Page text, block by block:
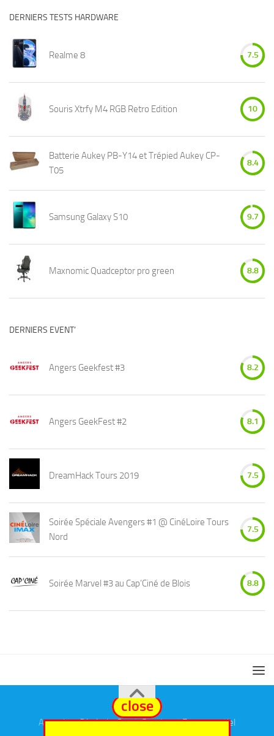
DERNIERS TESTS HARDWARE
Realme 8 7.5
Souris Xtrfy M4 RGB Retro Edition 10
Batterie Aukey PB-Y14 et Trépied Aukey CP-
T05
8.4
Samsung Galaxy S10 9.7
Maxnomic Quadceptor pro green 8.8
DERNIERS EVENT’
Angers Geekfest #3 8.2
Angers GeekFest #2 8.1
DreamHack Tours 2019 7.5
Soirée Spéciale Avengers #1 @ CinéLoire Tours
Nord
7.5
Soirée Marvel #3 au Cap’Ciné de Blois 8.8
AnnuairesGénéral,eSport,CosplayetEvenementiel
close